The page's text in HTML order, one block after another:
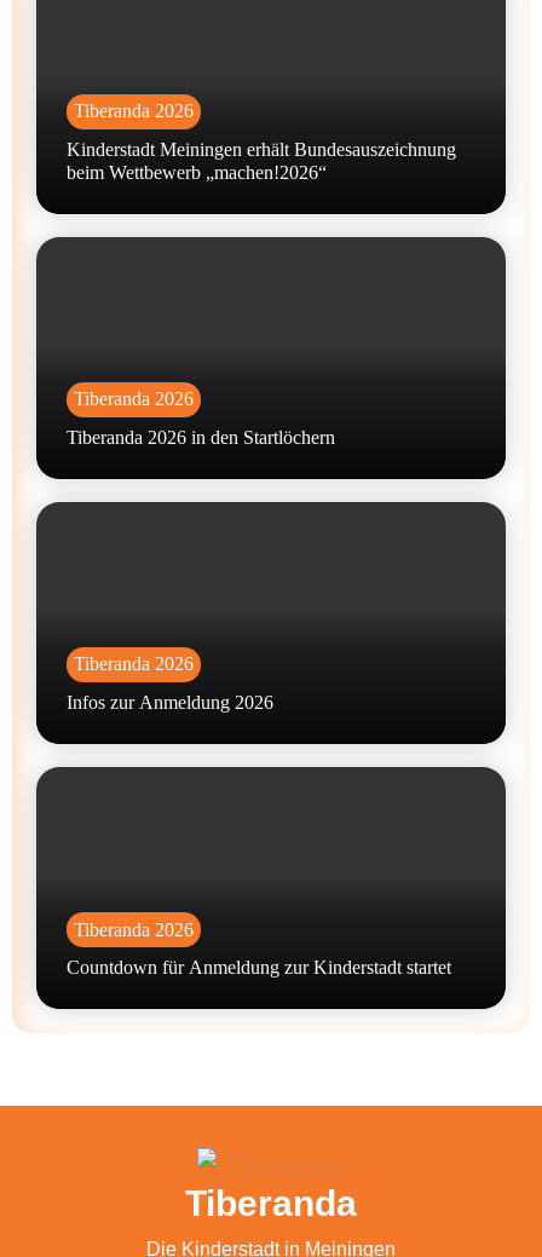
Tiberanda 2026
Kinderstadt Meiningen erhält Bundesauszeichnung
beim Wettbewerb „machen!2026“
Tiberanda 2026
Tiberanda 2026 in den Startlöchern
Tiberanda 2026
Infos zur Anmeldung 2026
Tiberanda 2026
Countdown für Anmeldung zur Kinderstadt startet
Tiberanda
Die Kinderstadt in Meiningen